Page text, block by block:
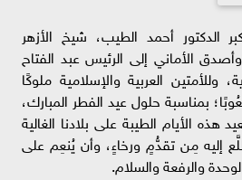
الدكتور أحمد الطيب، شيخ الأزهر
الأماني إلى الرئيس عبد الفتاح
وللأمتين العربية والإسلامية ملوكًا
بمناسبة حلول عيد الفطر المبارك،
هذه الأيام الطيبة على بلادنا الغالية
إليه مِن تقدُّمٍ ورخاءٍ، وأن يُنعِم على
والرفعة والسلام.